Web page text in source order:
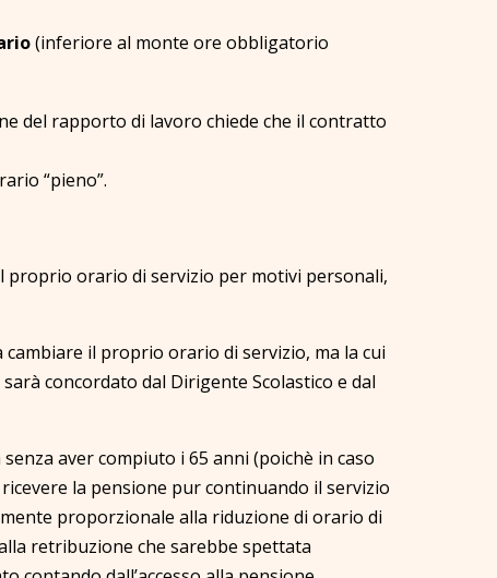
(inferiore al monte ore obbligatorio
del rapporto di lavoro chiede che il contratto
“pieno”.
proprio orario di servizio per motivi personali,
il proprio orario di servizio, ma la cui
concordato dal Dirigente Scolastico e dal
aver compiuto i 65 anni (poichè in caso
la pensione pur continuando il servizio
proporzionale alla riduzione di orario di
retribuzione che sarebbe spettata